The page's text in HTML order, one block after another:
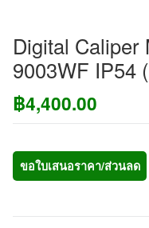
Digital Caliper
9003WF IP54
฿4,400.00
ขอใบเสนอราคา/ส่วนลด